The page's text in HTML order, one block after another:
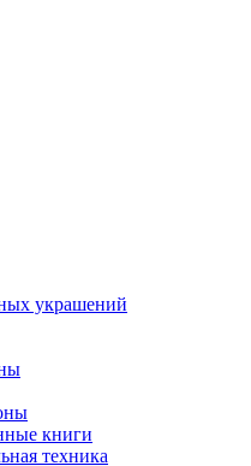
украшений
книги